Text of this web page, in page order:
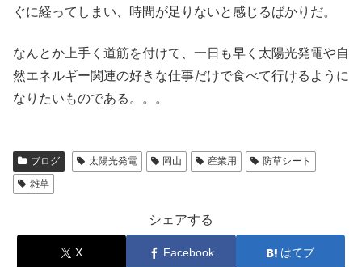
ぐに経ってしまい、時間が足りないと感じるばかりだ。
なんとか上手く道筋を付けて、一日も早く太陽光発電や自
然エネルギー関連の好きな仕事だけで食べて行けるように
なりたいものである。。。
ブログ 太陽光発電 岡山 産業用
防草シート
雑草
シェアする
X Facebook はてブ